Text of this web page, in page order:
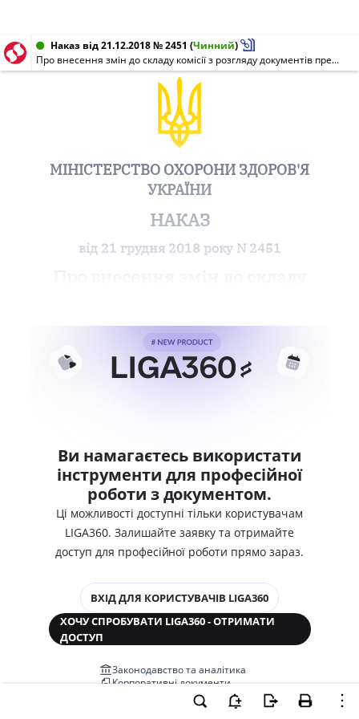
Наказ від 21.12.2018 № 2451 (Чинний)
Про внесення змін до складу комісії з розгляду документів претендентів на посади керівників державних наукових установ, які належать до сфери управління МОЗ України
МІНІСТЕРСТВО ОХОРОНИ ЗДОРОВ'Я
УКРАЇНИ
НАКАЗ
від 21 грудня 2018 року N 2451
Ви намагаєтесь використати
інструменти для професійної
роботи з документом.
Ці можливості доступні тільки користувачам
LIGA360. Залишайте заявку та отримайте
доступ для професійної роботи прямо зараз.
ВХІД ДЛЯ КОРИСТУВАЧІВ LIGA360
ХОЧУ СПРОБУВАТИ LIGA360 - ОТРИМАТИ
ДОСТУП
Законодавство та аналітика
Корпоративні документи
Перевірка компаній та персон
Медіааналіз та репутація